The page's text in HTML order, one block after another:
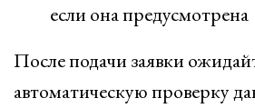
если она предусмотрена
После подачи заявки
автоматическую проверку